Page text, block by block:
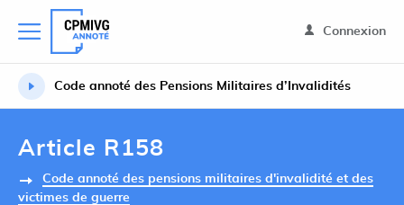
Connexion
Code annoté des Pensions Militaires d’Invalidités
Article R158
Code annoté des pensions militaires d'invalidité et des
victimes de guerre